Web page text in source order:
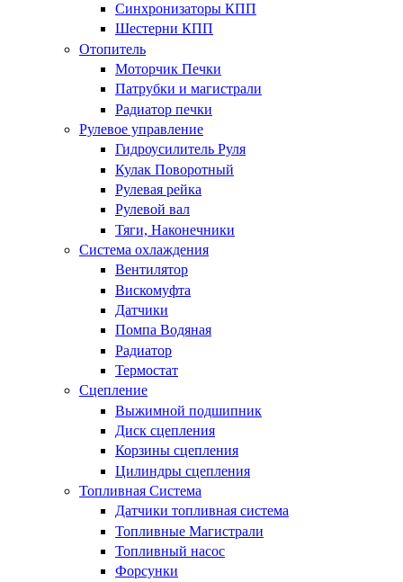
Синхронизаторы КПП
Шестерни КПП
Отопитель
Моторчик Печки
Патрубки и магистрали
Радиатор печки
Рулевое управление
Гидроусилитель Руля
Кулак Поворотный
Рулевая рейка
Рулевой вал
Тяги, Наконечники
Система охлаждения
Вентилятор
Вискомуфта
Датчики
Помпа Водяная
Радиатор
Термостат
Сцепление
Выжимной подшипник
Диск сцепления
Корзины сцепления
Цилиндры сцепления
Топливная Система
Датчики топливная система
Топливные Магистрали
Топливный насос
Форсунки